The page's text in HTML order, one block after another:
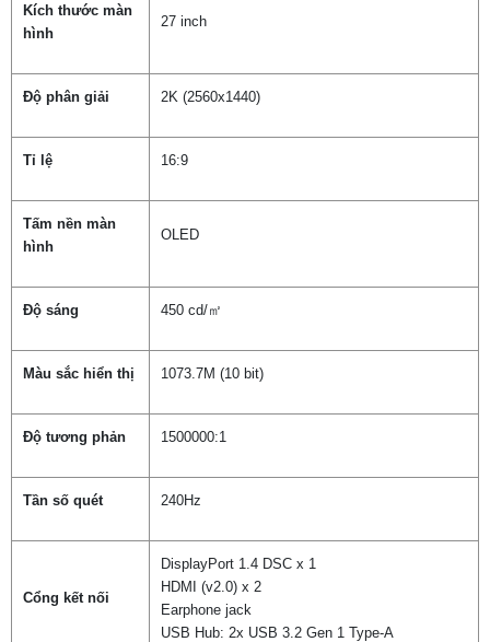
Kích thước màn
hình
27 inch
Độ phân giải 2K (2560x1440)
Tỉ lệ 16:9
Tấm nền màn
hình
OLED
Độ sáng 450 cd/㎡
Màu sắc hiển thị 1073.7M (10 bit)
Độ tương phản 1500000:1
Tần số quét 240Hz
Cổng kết nối
DisplayPort 1.4 DSC x 1
HDMI (v2.0) x 2
Earphone jack
USB Hub: 2x USB 3.2 Gen 1 Type-A